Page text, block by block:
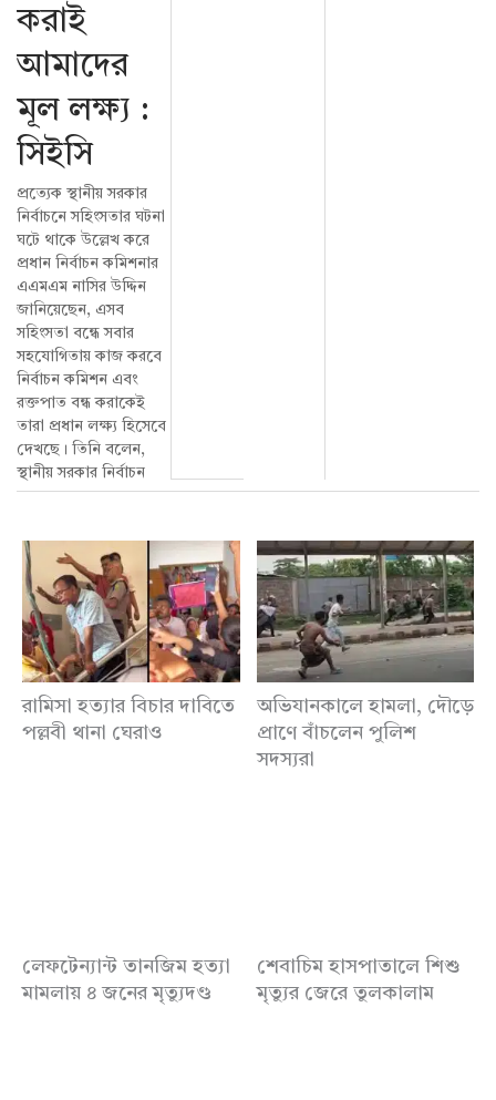
করাই
আমাদের
মূল লক্ষ্য :
সিইসি
প্রত্যেক স্থানীয় সরকার
নির্বাচনে সহিংসতার ঘটনা
ঘটে থাকে উল্লেখ করে
প্রধান নির্বাচন কমিশনার
এএমএম নাসির উদ্দিন
জানিয়েছেন, এসব
সহিংসতা বন্ধে সবার
সহযোগিতায় কাজ করবে
নির্বাচন কমিশন এবং
রক্তপাত বন্ধ করাকেই
তারা প্রধান লক্ষ্য হিসেবে
দেখছে। তিনি বলেন,
স্থানীয় সরকার নির্বাচন
রামিসা হত্যার বিচার দাবিতে
পল্লবী থানা ঘেরাও
অভিযানকালে হামলা, দৌড়ে
প্রাণে বাঁচলেন পুলিশ
সদস্যরা
লেফটেন্যান্ট তানজিম হত্যা
মামলায় ৪ জনের মৃত্যুদণ্ড
শেবাচিম হাসপাতালে শিশু
মৃত্যুর জেরে তুলকালাম